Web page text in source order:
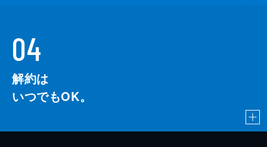
04
解約は
いつでもOK。